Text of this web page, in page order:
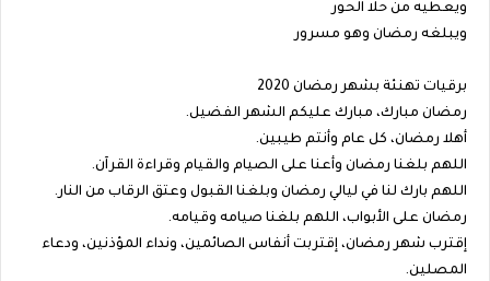
ويعطيه من حلا الحور
ويبلغه رمضان وهو مسرور
برقيات تهنئة بشهر رمضان 2020
رمضان مبارك، مبارك عليكم الشهر الفضيل.
أهلا رمضان، كل عام وأنتم طيبين.
اللهم بلغنا رمضان وأعنا على الصيام والقيام وقراءة القرآن.
اللهم بارك لنا في ليالي رمضان وبلغنا القبول وعتق الرقاب من النار.
رمضان على الأبواب، اللهم بلغنا صيامه وقيامه.
إقترب شهر رمضان، إقتربت أنفاس الصائمين، ونداء المؤذنين، ودعاء
المصلين.